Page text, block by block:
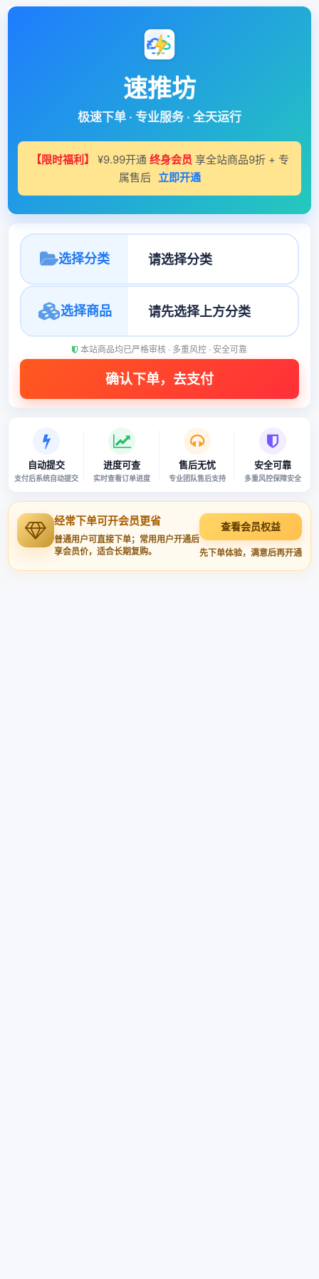
速推坊
极速下单 · 专业服务 · 全天运行
【限时福利】 ¥9.99开通 终身会员 享全站商品9折 + 专
属售后 立即开通
选择分类
选择商品
本站商品均已严格审核 · 多重风控 · 安全可靠
自动提交
支付后系统自动提交
进度可查
实时查看订单进度
售后无忧
专业团队售后支持
安全可靠
多重风控保障安全
经常下单可开会员更省
普通用户可直接下单；常用用户开通后
享会员价，适合长期复购。
查看会员权益
先下单体验，满意后再开通